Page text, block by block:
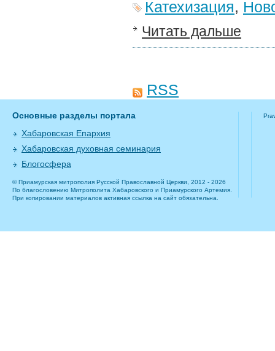
Катехизация,
Читать дальше
RSS
Основные разделы портала
Хабаровская Епархия
Хабаровская духовная семинария
Блогосфера
© Приамурская митрополия Русской Православной Церкви, 2012 - 2026
По благословению Митрополита Хабаровского и Приамурского Артемия.
При копировании материалов активная ссылка на сайт обязательна.